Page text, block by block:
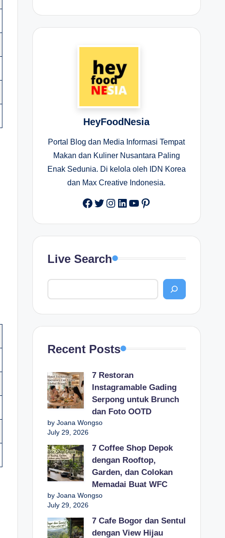
HeyFoodNesia
Portal Blog dan Media Informasi Tempat
Makan dan Kuliner Nusantara Paling
Enak Sedunia. Di kelola oleh IDN Korea
dan Max Creative Indonesia.
Facebook
Twitter
Instagram
LinkedIn
YouTube
Pinterest
Live Search
Recent Posts
7 Restoran
Instagramable Gading
Serpong untuk Brunch
dan Foto OOTD
by Joana Wongso
July 29, 2026
7 Coffee Shop Depok
dengan Rooftop,
Garden, dan Colokan
Memadai Buat WFC
by Joana Wongso
July 29, 2026
7 Cafe Bogor dan Sentul
dengan View Hijau